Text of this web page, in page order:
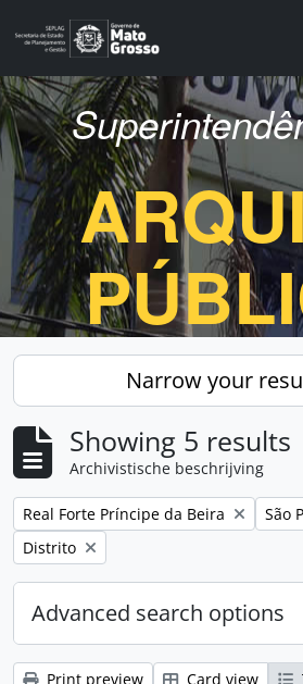
Skip to main content
Narrow your
Showing 5 results
Archivistische beschrijving
Remove filter:
Real Forte Príncipe da Beira
São
Remove filter:
Distrito
Advanced search options
Print preview Card view